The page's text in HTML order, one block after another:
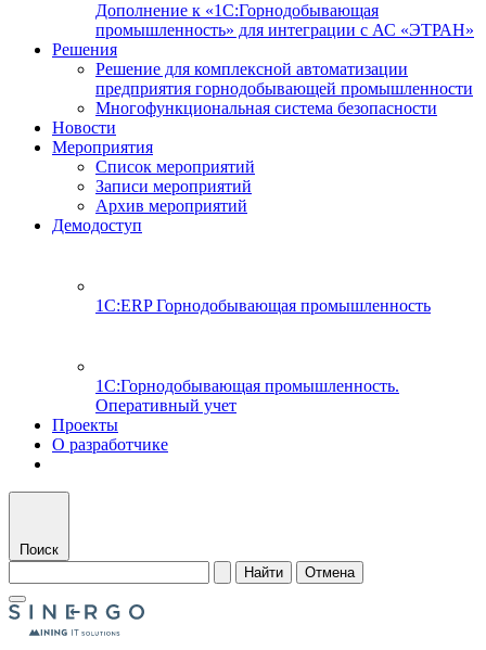
Дополнение к «1С:Горнодобывающая
промышленность» для интеграции с АС «ЭТРАН»
Решения
Решение для комплексной автоматизации
предприятия горнодобывающей промышленности
Многофункциональная система безопасности
Новости
Мероприятия
Список мероприятий
Записи мероприятий
Архив мероприятий
Демодоступ
1С:ERP Горнодобывающая промышленность
1С:Горнодобывающая промышленность.
Оперативный учет
Проекты
О разработчике
Поиск
Найти
Отмена